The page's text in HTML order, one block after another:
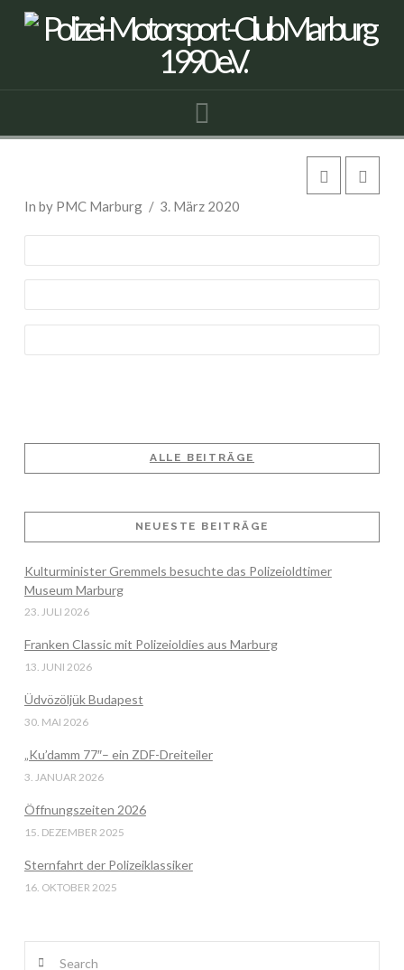
In by PMC Marburg 3. März 2020
ALLE BEITRÄGE
NEUESTE BEITRÄGE
Kulturminister Gremmels besuchte das Polizeioldtimer
Museum Marburg
23. JULI 2026
Franken Classic mit Polizeioldies aus Marburg
13. JUNI 2026
Üdvözöljük Budapest
30. MAI 2026
„Ku’damm 77″– ein ZDF-Dreiteiler
3. JANUAR 2026
Öffnungszeiten 2026
15. DEZEMBER 2025
Sternfahrt der Polizeiklassiker
16. OKTOBER 2025